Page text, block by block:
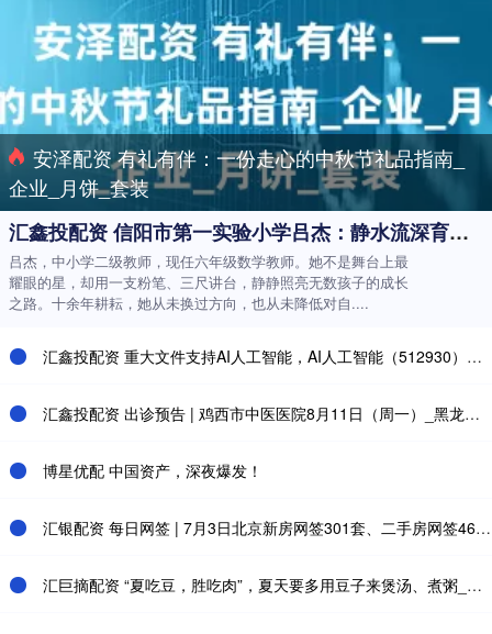
安泽配资 有礼有伴：一份走心的中秋节礼品指南_
企业_月饼_套装
汇鑫投配资 信阳市第一实验小学吕杰：静水流深育桃李 温润之光照童心_数学课_成长_课堂
吕杰，中小学二级教师，现任六年级数学教师。她不是舞台上最
耀眼的星，却用一支粉笔、三尺讲台，静静照亮无数孩子的成长
之路。十余年耕耘，她从未换过方向，也从未降低对自....
汇鑫投配资 重大文件支持AI人工智能，AI人工智能（512930）盘中翻红
汇鑫投配资 出诊预告 | 鸡西市中医医院8月11日（周一）_黑龙江省_专业_治疗
博星优配 中国资产，深夜爆发！
汇银配资 每日网签 | 7月3日北京新房网签301套、二手房网签460套
汇巨摘配资 “夏吃豆，胜吃肉”，夏天要多用豆子来煲汤、煮粥_毛豆_黄豆_功效